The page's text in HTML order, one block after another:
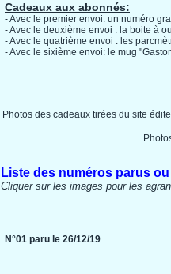
Cadeaux aux abonnés:
- Avec le premier envoi: un numéro
- Avec le deuxième envoi : la boite à
- Avec le quatrième envoi : les
- Avec le sixième envoi: le mug
Photos des cadeaux tirées du site
Liste des numéros parus
Cliquer sur les images pour les
N°01 paru le 26/12/19